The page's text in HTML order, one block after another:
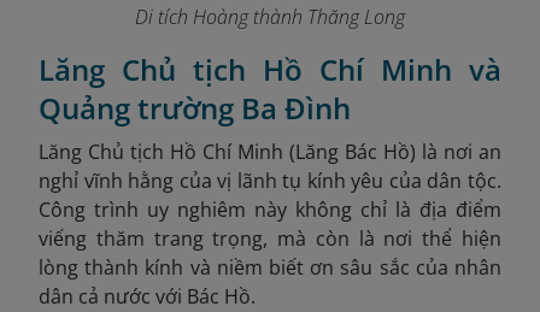
Di tích Hoàng thành Thăng Long
Lăng Chủ tịch Hồ Chí Minh và
Quảng trường Ba Đình
Lăng Chủ tịch Hồ Chí Minh (Lăng Bác Hồ) là nơi an
nghỉ vĩnh hằng của vị lãnh tụ kính yêu của dân tộc.
Công trình uy nghiêm này không chỉ là địa điểm
viếng thăm trang trọng, mà còn là nơi thể hiện
lòng thành kính và niềm biết ơn sâu sắc của nhân
dân cả nước với Bác Hồ.